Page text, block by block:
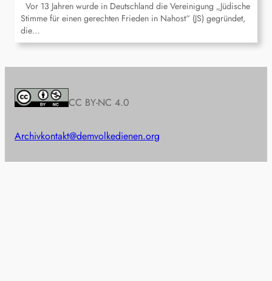
Vor 13 Jahren wurde in Deutschland die Vereinigung „Jüdische
Stimme für einen gerechten Frieden in Nahost“ (JS) gegründet,
die…
CC BY-NC 4.0
Archivkontakt@demvolkedienen.org